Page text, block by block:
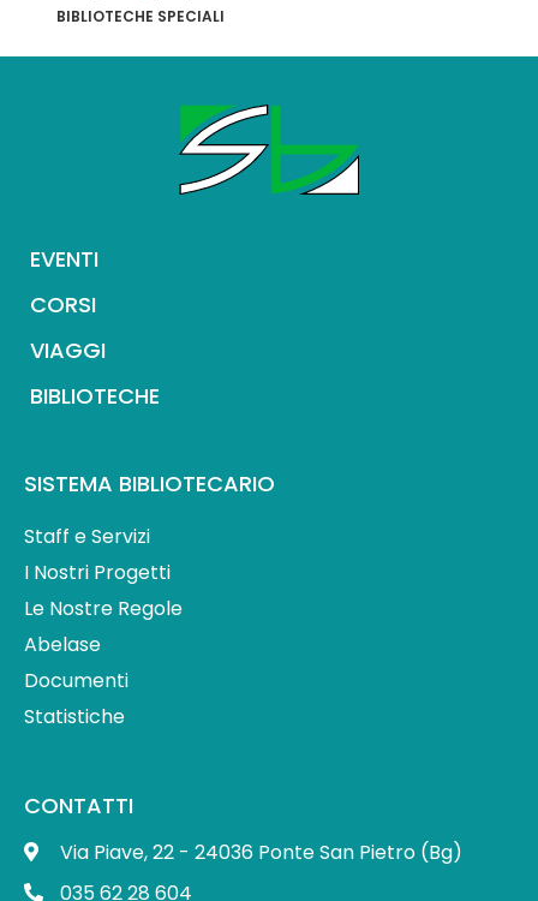
BIBLIOTECHE SPECIALI
EVENTI
CORSI
VIAGGI
BIBLIOTECHE
SISTEMA BIBLIOTECARIO
Staff e Servizi
I Nostri Progetti
Le Nostre Regole
Abelase
Documenti
Statistiche
CONTATTI
Via Piave, 22 - 24036 Ponte San Pietro (Bg)
035 62 28 604